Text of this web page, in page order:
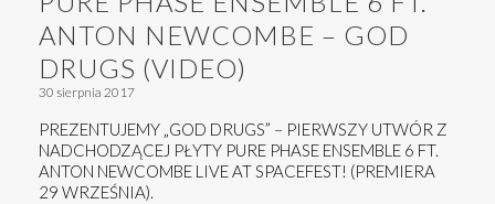
ANTON NEWCOMBE – GOD
DRUGS (VIDEO)
30 sierpnia 2017
PREZENTUJEMY „GOD DRUGS” – PIERWSZY UTWÓR Z
NADCHODZĄCEJ PŁYTY PURE PHASE ENSEMBLE 6 FT.
ANTON NEWCOMBE LIVE AT SPACEFEST! (PREMIERA
29 WRZEŚNIA).